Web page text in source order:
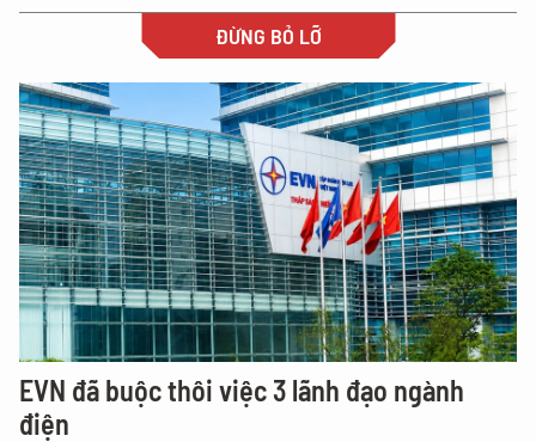
ĐỪNG BỎ LỠ
EVN đã buộc thôi việc 3 lãnh đạo ngành
điện